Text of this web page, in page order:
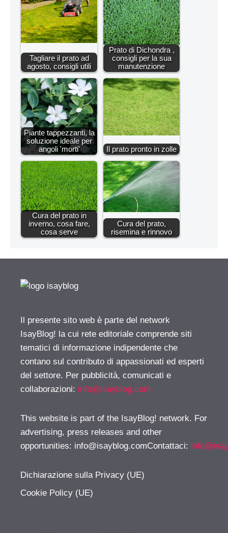
Tagliare il prato ad
agosto, consigli utili
Prato di Dichondra ,
consigli per la sua
manutenzione
Piante tappezzanti, la
soluzione ideale per
angoli 'morti'
Il prato pronto in zolle
Cura del prato in
inverno, cosa fare,
cosa serve
Cura del prato,
risemina e rinnovo
Il presente sito web è parte del network
IsayBlog! la cui rete editoriale comprende siti
tematici di informazione indipendente che
contano sul contributo di appassionati ed esperti
del settore. Per pubblicità, comunicati e
collaborazioni: info@isayblog.com
This website is part of the IsayBlog! network. For
advertising, press releases and other
opportunities: info@isayblog.comContattaci:
Dichiarazione sulla Privacy (UE)
Cookie Policy (UE)